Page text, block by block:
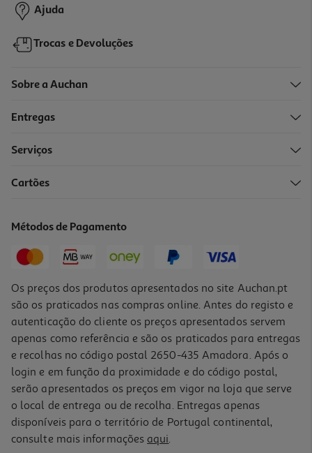
-10%
17,90 € PVP de editor
-5%
Livro Unicórnia 4 - Uns Cupcakes Incríveis De Ana Punset
Ajuda
Trocas e Devoluções
Sobre a Auchan
Entregas
Serviços
Cartões
Métodos de Pagamento
Os preços dos produtos apresentados no site Auchan.pt
são os praticados nas compras online. Antes do registo e
autenticação do cliente os preços apresentados servem
apenas como referência e são os praticados para entregas
e recolhas no código postal 2650-435 Amadora. Após o
login e em função da proximidade e do código postal,
serão apresentados os preços em vigor na loja que serve
o local de entrega ou de recolha. Entregas apenas
disponíveis para o território de Portugal continental,
consulte mais informações aqui.